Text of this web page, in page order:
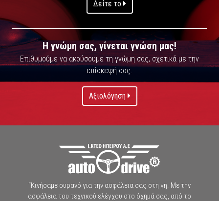
Δείτε το
Η γνώμη σας, γίνεται γνώση μας!
Επιθυμούμε να ακούσουμε τη γνώμη σας, σχετικά με την
επίσκεψή σας.
Αξιολόγηση
“Κινήσαμε ουρανό για την ασφάλεια σας στη γη. Με την
ασφάλεια του τεχνικού ελέγχου στο όχημά σας, από το